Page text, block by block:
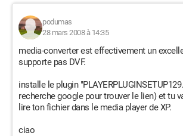
podumas
28 mars 2008 à 14:35
media-converter est effectivement un
supporte pas DVF.
installe le plugin
recherche google pour trouver le lien) et tu
lire ton fichier dans le media player de XP.
ciao